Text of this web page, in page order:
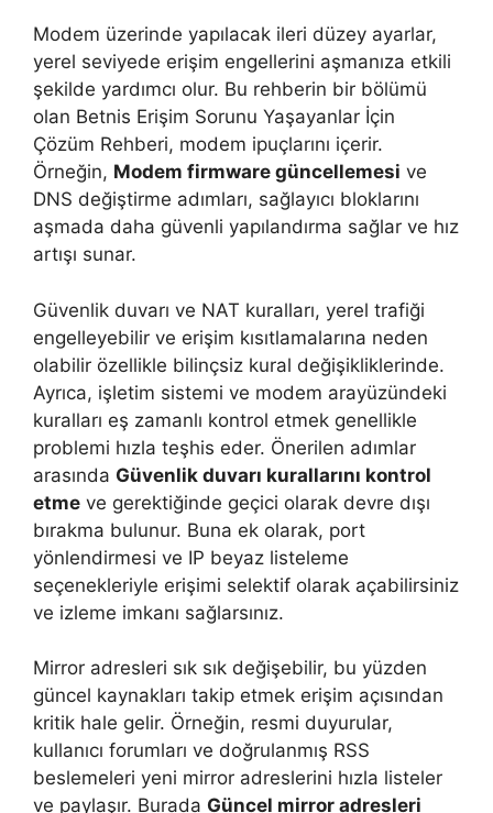
Modem üzerinde yapılacak ileri düzey ayarlar,
yerel seviyede erişim engellerini aşmanıza etkili
şekilde yardımcı olur. Bu rehberin bir bölümü
olan Betnis Erişim Sorunu Yaşayanlar İçin
Çözüm Rehberi, modem ipuçlarını içerir.
Örneğin, Modem firmware güncellemesi ve
DNS değiştirme adımları, sağlayıcı bloklarını
aşmada daha güvenli yapılandırma sağlar ve hız
artışı sunar.
Güvenlik duvarı ve NAT kuralları, yerel trafiği
engelleyebilir ve erişim kısıtlamalarına neden
olabilir özellikle bilinçsiz kural değişikliklerinde.
Ayrıca, işletim sistemi ve modem arayüzündeki
kuralları eş zamanlı kontrol etmek genellikle
problemi hızla teşhis eder. Önerilen adımlar
arasında Güvenlik duvarı kurallarını kontrol
etme ve gerektiğinde geçici olarak devre dışı
bırakma bulunur. Buna ek olarak, port
yönlendirmesi ve IP beyaz listeleme
seçenekleriyle erişimi selektif olarak açabilirsiniz
ve izleme imkanı sağlarsınız.
Mirror adresleri sık sık değişebilir, bu yüzden
güncel kaynakları takip etmek erişim açısından
kritik hale gelir. Örneğin, resmi duyurular,
kullanıcı forumları ve doğrulanmış RSS
beslemeleri yeni mirror adreslerini hızla listeler
ve paylaşır. Burada Güncel mirror adresleri